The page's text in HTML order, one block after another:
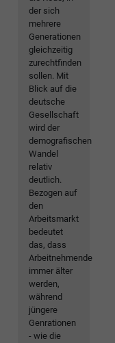
der sich
mehrere
Generationen
gleichzeitig
zurechtfinden
sollen. Mit
Blick auf die
deutsche
Gesellschaft
wird der
demografischen
Wandel
relativ
deutlich.
Bezogen auf
den
Arbeitsmarkt
bedeutet
das, dass
Arbeitnehmende
immer älter
werden,
während
jüngere
Genrationen
- wie die